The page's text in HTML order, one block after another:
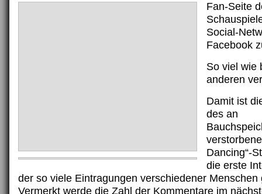
Fan-Seite
Social-
Facebook
So viel wie
anderen
Damit ist
des an
Dancing“-
die erste
der so viele Eintragungen verschiedener Menschen
Vermerkt werde die Zahl der Kommentare im